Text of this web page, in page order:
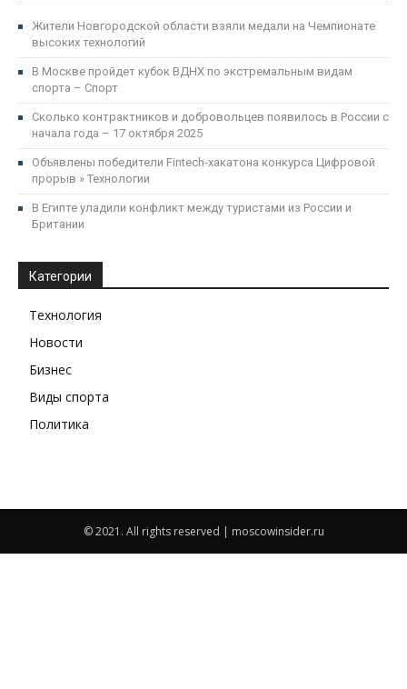
Жители Новгородской области взяли медали на Чемпионате
высоких технологий
В Москве пройдет кубок ВДНХ по экстремальным видам
спорта – Спорт
Сколько контрактников и добровольцев появилось в России с
начала года – 17 октября 2025
Объявлены победители Fintech-хакатона конкурса Цифровой
прорыв » Технологии
В Египте уладили конфликт между туристами из России и
Британии
Категории
Технология
Новости
Бизнес
Виды спорта
Политика
© 2021. All rights reserved | moscowinsider.ru